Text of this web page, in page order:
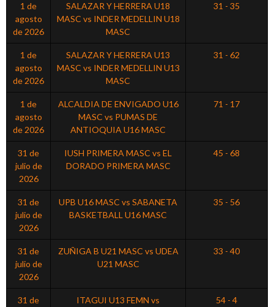
1 de
agosto
de 2026
SALAZAR Y HERRERA U18
MASC vs INDER MEDELLIN U18
MASC
31 - 35
1 de
agosto
de 2026
SALAZAR Y HERRERA U13
MASC vs INDER MEDELLIN U13
MASC
31 - 62
1 de
agosto
de 2026
ALCALDIA DE ENVIGADO U16
MASC vs PUMAS DE
ANTIOQUIA U16 MASC
71 - 17
31 de
julio de
2026
IUSH PRIMERA MASC vs EL
DORADO PRIMERA MASC
45 - 68
31 de
julio de
2026
UPB U16 MASC vs SABANETA
BASKETBALL U16 MASC
35 - 56
31 de
julio de
2026
ZUÑIGA B U21 MASC vs UDEA
U21 MASC
33 - 40
31 de
ITAGUI U13 FEMN vs
54 - 4